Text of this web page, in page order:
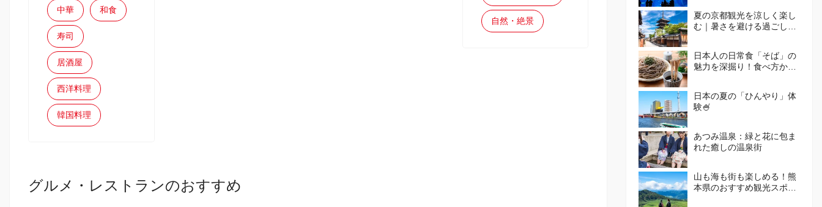
中華 和食
寿司
居酒屋
西洋料理
韓国料理
自然・絶景
グルメ・レストランのおすすめ
夏の京都観光を涼しく楽し
む｜暑さを避ける過ごし方
日本人の日常食「そば」の
魅力を深掘り！食べ方から
日本の夏の「ひんやり」体
験🍧
あつみ温泉：緑と花に包ま
れた癒しの温泉街
山も海も街も楽しめる！熊
本県のおすすめ観光スポッ